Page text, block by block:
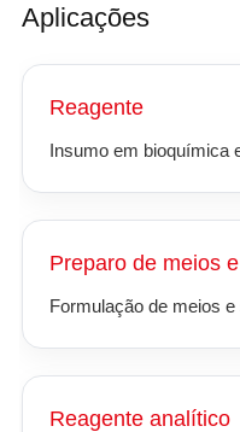
Aplicações
Reagente
Insumo em bioquímica
Preparo de meios
Formulação de meios
Reagente analítico